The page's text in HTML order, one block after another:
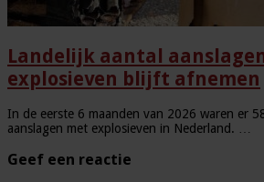
Landelijk aantal
explosieven blijft afnemen
In de eerste 6 maanden van 2026 waren er
aanslagen met explosieven in Nederland. …
Geef een reactie